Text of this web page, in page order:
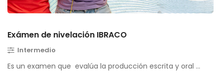
Exámen de nivelación IBRACO
Intermedio
Es un examen que evalúa la producción escrita y oral …